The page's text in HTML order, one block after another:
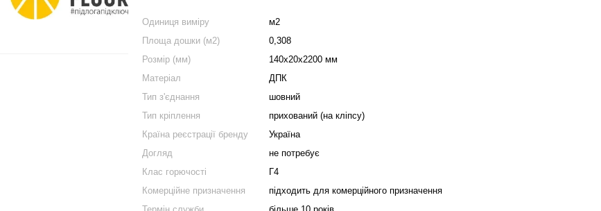
Одиниця виміру
м2
Площа дошки (м2)
0,308
Розмір (мм)
140х20х2200 мм
Матеріал
ДПК
Тип з'єднання
шовний
Тип кріплення
прихований (на кліпсу)
Країна реєстрації бренду
Україна
Догляд
не потребує
Клас горючості
Г4
Комерційне призначення
підходить для комерційного призначення